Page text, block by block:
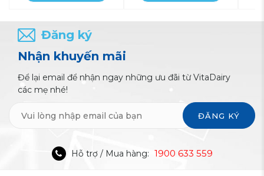
Đăng ký
Nhận khuyến mãi
Để lại email để nhận ngay những ưu đãi từ VitaDairy
các mẹ nhé!
ĐĂNG KÝ
Hỗ trợ / Mua hàng: 1900 633 559